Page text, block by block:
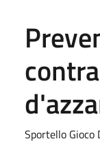
Sportello Gioco